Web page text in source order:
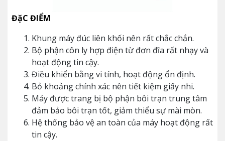
ĐặC ĐIỂM
Khung máy đúc liên khối nên rất chắc chắn.
Bộ phận côn ly hợp điện từ đơn đĩa rất nhạy và
hoạt động tin cậy.
Điều khiển bằng vi tính, hoạt động ổn định.
Bỏ khoảng chính xác nên tiết kiệm giấy nhi.
Máy được trang bị bộ phận bôi trạn trung tâm
đảm bảo bôi trạn tốt, giảm thiểu sự mài mòn.
Hệ thống bảo vệ an toàn của máy hoạt động rất
tin cậy.